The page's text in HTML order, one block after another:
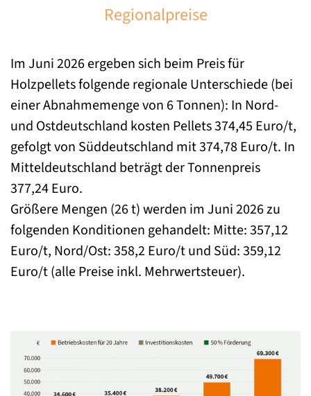
Regionalpreise
Im Juni 2026 ergeben sich beim Preis für
Holzpellets folgende regionale Unterschiede (bei
einer Abnahmemenge von 6 Tonnen): In Nord-
und Ostdeutschland kosten Pellets 374,45 Euro/t,
gefolgt von Süddeutschland mit 374,78 Euro/t. In
Mitteldeutschland beträgt der Tonnenpreis
377,24 Euro.
Größere Mengen (26 t) werden im Juni 2026 zu
folgenden Konditionen gehandelt: Mitte: 357,12
Euro/t, Nord/Ost: 358,2 Euro/t und Süd: 359,12
Euro/t (alle Preise inkl. Mehrwertsteuer).